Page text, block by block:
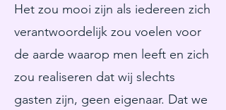
Het zou mooi zijn als iedereen zich
verantwoordelijk zou voelen voor
de aarde waarop men leeft en zich
zou realiseren dat wij slechts
gasten zijn, geen eigenaar. Dat we